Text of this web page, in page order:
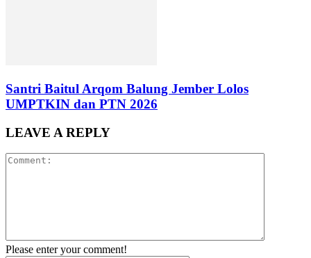
Santri Baitul Arqom Balung Jember Lolos
UMPTKIN dan PTN 2026
LEAVE A REPLY
Please enter your comment!